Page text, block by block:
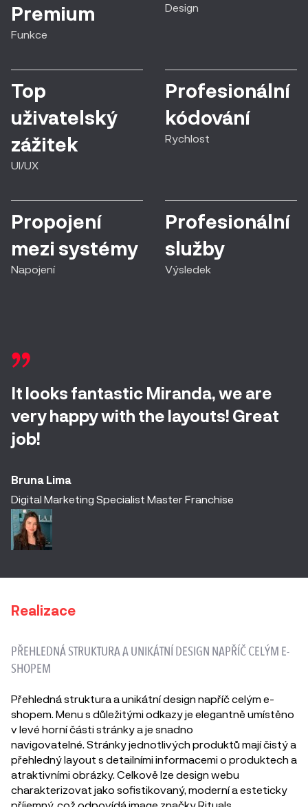
Premium
Funkce
Design
Top
uživatelský
zážitek
UI/UX
Profesionální
kódování
Rychlost
Propojení
mezi systémy
Napojení
Profesionální
služby
Výsledek
It looks fantastic Miranda, we are
very happy with the layouts! Great
job!
Bruna Lima
Digital Marketing Specialist Master Franchise
Realizace
PŘEHLEDNÁ STRUKTURA A UNIKÁTNÍ DESIGN NAPŘÍČ CELÝM E-
SHOPEM
Přehledná struktura a unikátní design napříč celým e-
shopem. Menu s důležitými odkazy je elegantně umístěno
v levé horní části stránky a je snadno
navigovatelné. Stránky jednotlivých produktů mají čistý a
přehledný layout s detailními informacemi o produktech a
atraktivními obrázky. Celkově lze design webu
charakterizovat jako sofistikovaný, moderní a esteticky